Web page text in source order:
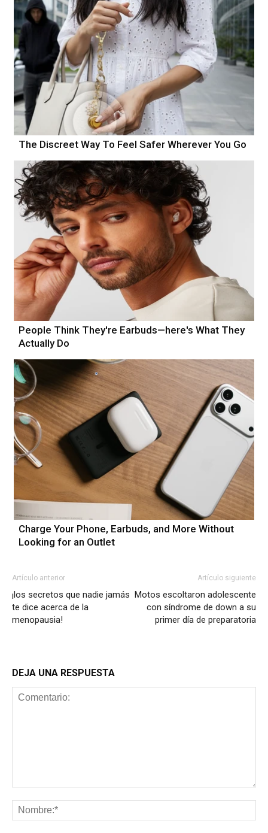
The Discreet Way To Feel Safer Wherever You Go
People Think They're Earbuds—here's What They
Actually Do
Charge Your Phone, Earbuds, and More Without
Looking for an Outlet
Artículo anterior
¡los secretos que nadie jamás
te dice acerca de la
menopausia!
Artículo siguiente
Motos escoltaron adolescente
con síndrome de down a su
primer día de preparatoria
DEJA UNA RESPUESTA